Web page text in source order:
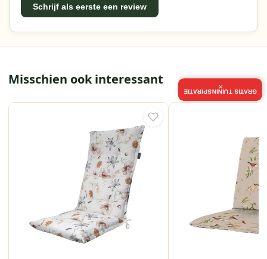
Schrijf als eerste een review
Misschien ook interessant
GRATIS TUININSPIRATIE
×